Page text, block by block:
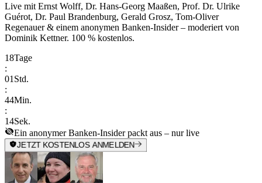
Live mit Ernst Wolff, Dr. Hans-Georg Maaßen, Prof. Dr. Ulrike
Guérot, Dr. Paul Brandenburg, Gerald Grosz, Tom-Oliver
Regenauer & einem anonymen Banken-Insider– moderiert von
Dominik Kettner. 100 % kostenlos.
18Tage
:
01 Std.
:
44Min.
:
14Sek.
Ein anonymer Banken-Insider packt aus – nur live
JETZT KOSTENLOS ANMELDEN